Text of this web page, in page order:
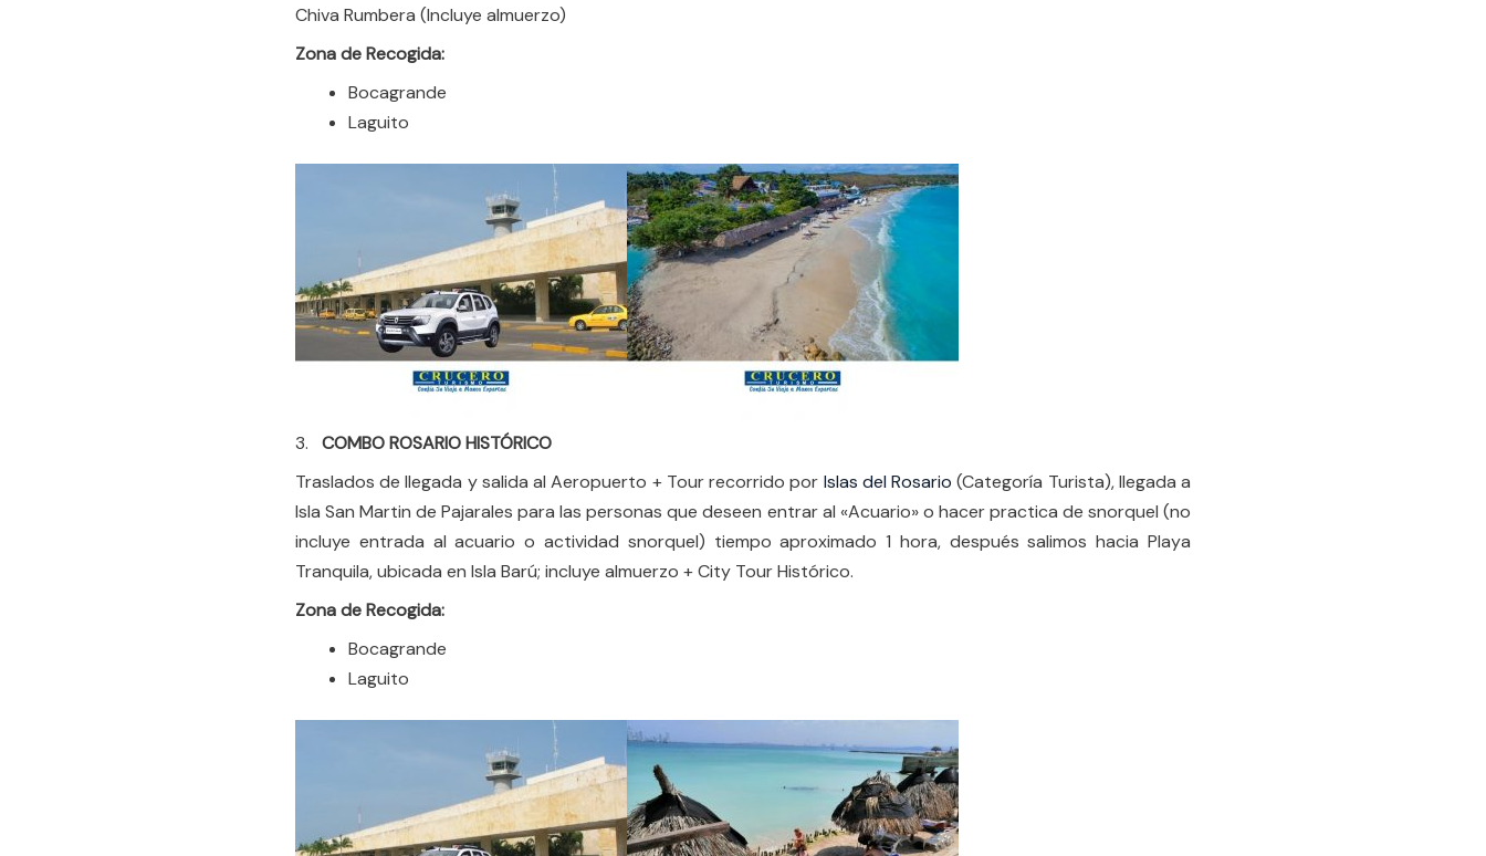
Chiva Rumbera (Incluye almuerzo)
Zona de Recogida:
Bocagrande
Laguito
3. COMBO ROSARIO HISTÓRICO
Traslados de llegada y salida al Aeropuerto + Tour recorrido por Islas del Rosario (Categoría Turista), llegada a
Isla San Martin de Pajarales para las personas que deseen entrar al «Acuario» o hacer practica de snorquel (no
incluye entrada al acuario o actividad snorquel) tiempo aproximado 1 hora, después salimos hacia Playa
Tranquila, ubicada en Isla Barú; incluye almuerzo + City Tour Histórico.
Zona de Recogida:
Bocagrande
Laguito